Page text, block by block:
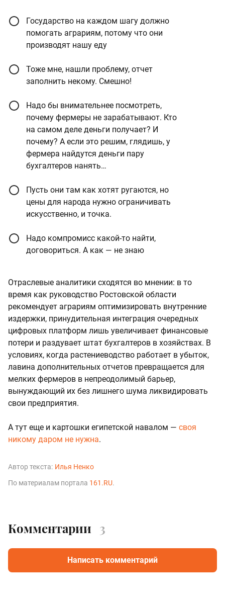
Государство на каждом шагу должно
помогать аграриям, потому что они
производят нашу еду
Тоже мне, нашли проблему, отчет
заполнить некому. Смешно!
Надо бы внимательнее посмотреть,
почему фермеры не зарабатывают. Кто
на самом деле деньги получает? И
почему? А если это решим, глядишь, у
фермера найдутся деньги пару
бухгалтеров нанять…
Пусть они там как хотят ругаются, но
цены для народа нужно ограничивать
искусственно, и точка.
Надо компромисс какой-то найти,
договориться. А как — не знаю
Отраслевые аналитики сходятся во мнении: в то
время как руководство Ростовской области
рекомендует аграриям оптимизировать внутренние
издержки, принудительная интеграция очередных
цифровых платформ лишь увеличивает финансовые
потери и раздувает штат бухгалтеров в хозяйствах. В
условиях, когда растениеводство работает в убыток,
лавина дополнительных отчетов превращается для
мелких фермеров в непреодолимый барьер,
вынуждающий их без лишнего шума ликвидировать
свои предприятия.
А тут еще и картошки египетской навалом — своя
никому даром не нужна.
Автор текста: Илья Ненко
По материалам портала 161.RU.
Комментарии 3
Написать комментарий